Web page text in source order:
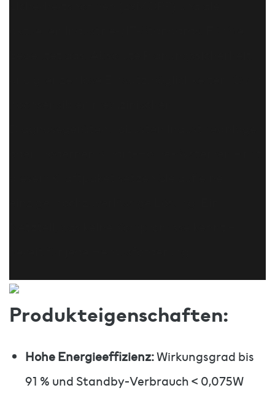
Produkteigenschaften:
Hohe Energieeffizienz:Wirkungsgrad bis
91 % und Standby-Verbrauch < 0,075W